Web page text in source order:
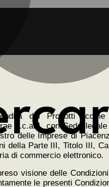
dei Prodotti
s.c.ar.l. con Sede
delle Imprese di
della Parte III, Titolo III,
di commercio elettronico.
visione delle
le presenti